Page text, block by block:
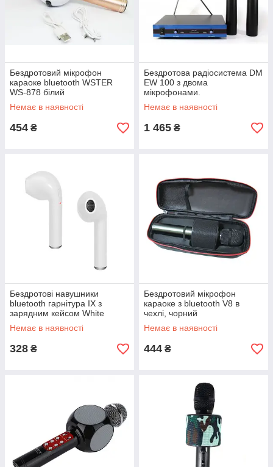
Бездротовий мікрофон
караоке bluetooth WSTER
WS-878 білий
Немає в наявності
454 ₴
Бездротова радіосистема DM
EW 100 з двома
мікрофонами.
Немає в наявності
1 465 ₴
Бездротові навушники
bluetooth гарнітура IX з
зарядним кейсом White
Немає в наявності
328 ₴
Бездротовий мікрофон
караоке з bluetooth V8 в
чехлі, чорний
Немає в наявності
444 ₴